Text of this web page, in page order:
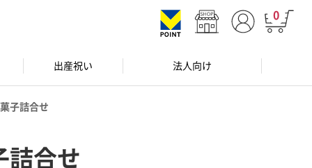
0
出産祝い 法人向け
子詰合せ
詰合せ